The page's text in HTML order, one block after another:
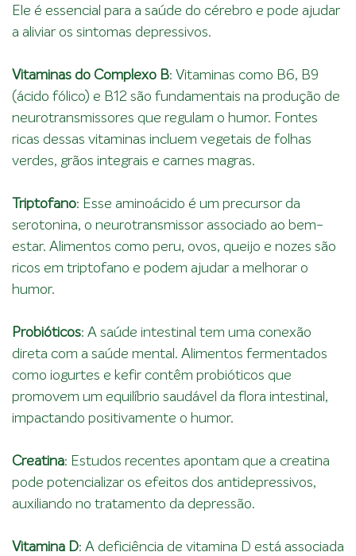
Ele é essencial para a saúde do cérebro e pode ajudar
a aliviar os sintomas depressivos.
Vitaminas do Complexo B: Vitaminas como B6, B9
(ácido fólico) e B12 são fundamentais na produção de
neurotransmissores que regulam o humor. Fontes
ricas dessas vitaminas incluem vegetais de folhas
verdes, grãos integrais e carnes magras.
Triptofano: Esse aminoácido é um precursor da
serotonina, o neurotransmissor associado ao bem-
estar. Alimentos como peru, ovos, queijo e nozes são
ricos em triptofano e podem ajudar a melhorar o
humor.
Probióticos: A saúde intestinal tem uma conexão
direta com a saúde mental. Alimentos fermentados
como iogurtes e kefir contêm probióticos que
promovem um equilíbrio saudável da flora intestinal,
impactando positivamente o humor.
Creatina: Estudos recentes apontam que a creatina
pode potencializar os efeitos dos antidepressivos,
auxiliando no tratamento da depressão.
Vitamina D: A deficiência de vitamina D está associada